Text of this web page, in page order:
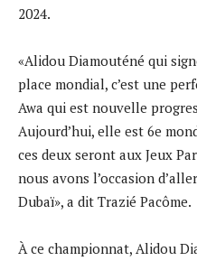
2024.
«Alidou Diamouténé qui
place mondial, c’est une
Awa qui est nouvelle
Aujourd’hui, elle est 6e
ces deux seront aux Jeux
nous avons l’occasion
Dubaï», a dit Trazié Pacôme.
À ce championnat, Alidou